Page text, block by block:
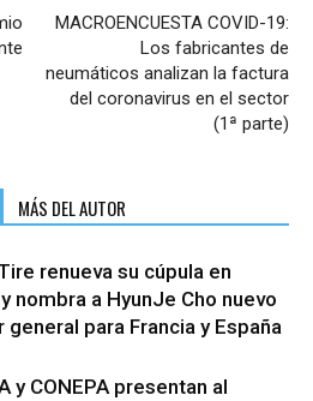
MACROENCUESTA COVID-19:
Los fabricantes de
neumáticos analizan la factura
del coronavirus en el sector
(1ª parte)
MÁS DEL AUTOR
renueva su cúpula en
nombra a HyunJe Cho nuevo
general para Francia y España
y CONEPA presentan al